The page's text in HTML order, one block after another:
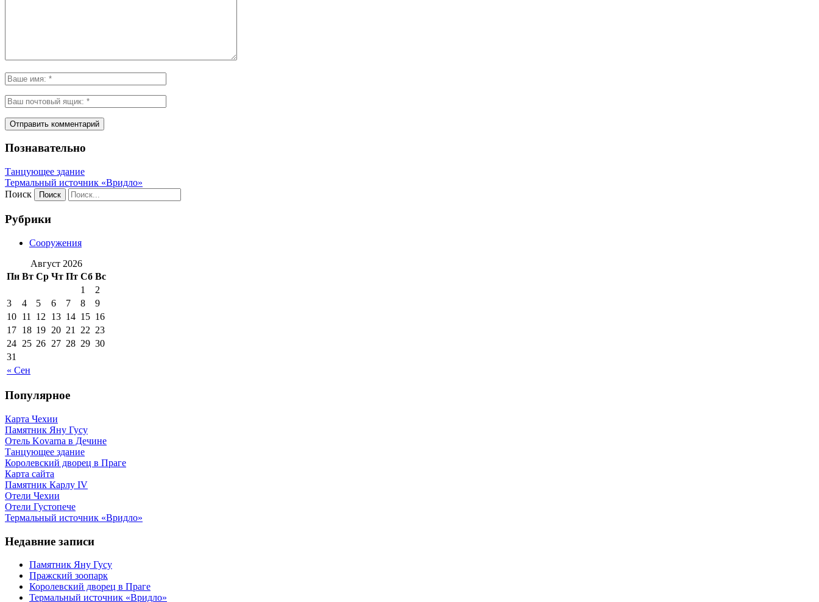
Познавательно
Танцующее здание
Термальный источник «Вридло»
Поиск
Рубрики
Сооружения
Август 2026
Пн Вт Ср Чт Пт Сб Вс
« Сен
1
2
3
4 5 6 7 8
9
10 11 12 13 14 15 16
17 18 19 20 21 22 23
24 25 26 27 28 29 30
31
Популярное
Карта Чехии
Памятник Яну Гусу
Отель Kovarna в Дечине
Танцующее здание
Королевский дворец в Праге
Карта сайта
Памятник Карлу IV
Отели Чехии
Отели Густопече
Термальный источник «Вридло»
Недавние записи
Памятник Яну Гусу
Пражский зоопарк
Королевский дворец в Праге
Термальный источник «Вридло»